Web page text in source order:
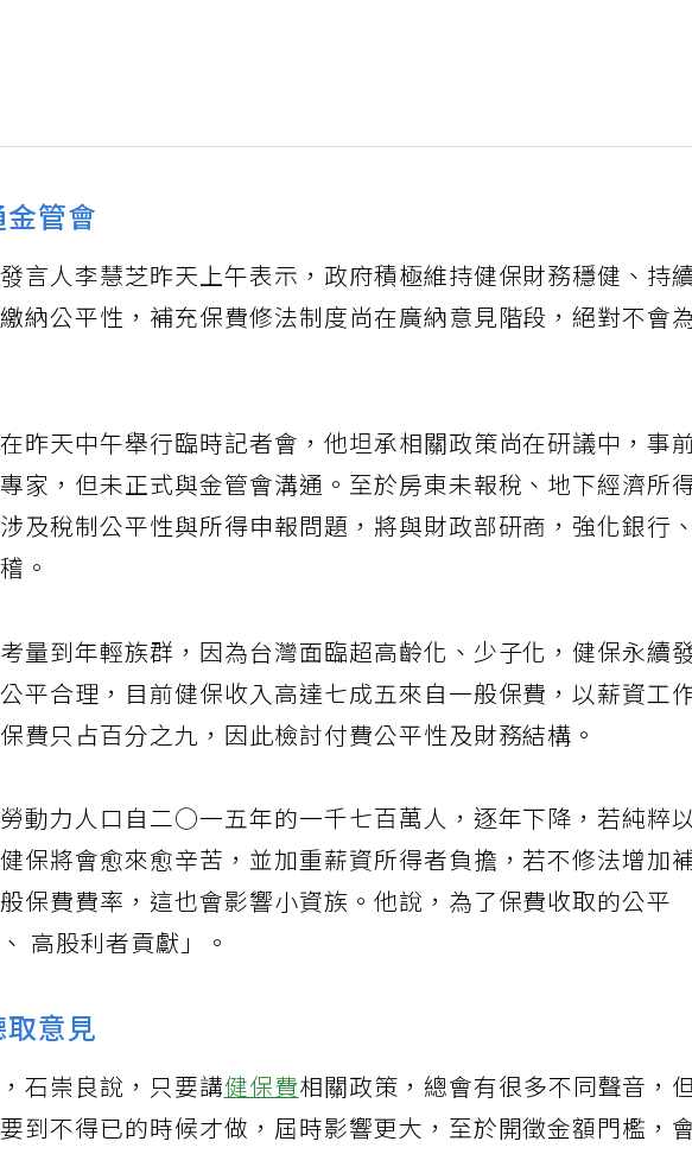
管會
言人李慧芝昨天上午表示，政府積極維持健保財務穩健、持
納公平性，補充保費修法制度尚在廣納意見階段，絕對不會
昨天中午舉行臨時記者會，他坦承相關政策尚在研議中，事
家，但未正式與金管會溝通。至於房東未報稅、地下經濟所
及稅制公平性與所得申報問題，將與財政部研商，強化銀行
。
量到年輕族群，因為台灣面臨超高齡化、少子化，健保永續
平合理，目前健保收入高達七成五來自一般保費，以薪資工
費只占百分之九，因此檢討付費公平性及財務結構。
動力人口自二○一五年的一千七百萬人，逐年下降，若純粹
保將會愈來愈辛苦，並加重薪資所得者負擔，若不修法增加
保費費率，這也會影響小資族。他說，為了保費收取的公平
高股利者貢獻」。
意見
石崇良說，只要講健保費相關政策，總會有很多不同聲音，
到不得已的時候才做，屆時影響更大，至於開徵金額門檻，